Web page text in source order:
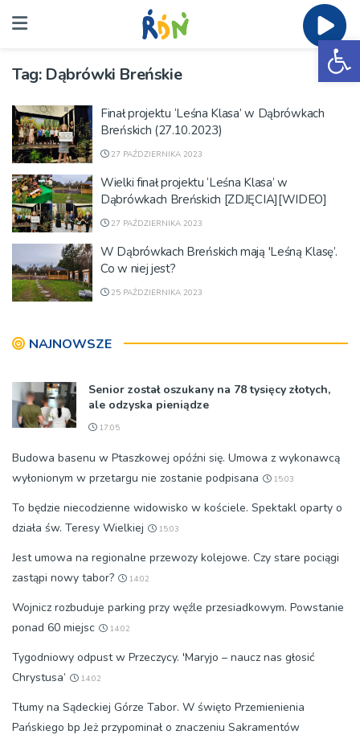
Tag: Dąbrówki Breńskie
Finał projektu ‘Leśna Klasa’ w Dąbrówkach
Breńskich (27.10.2023)
27 PAŹDZIERNIKA 2023
Wielki finał projektu ‘Leśna Klasa’ w
Dąbrówkach Breńskich [ZDJĘCIA][WIDEO]
27 PAŹDZIERNIKA 2023
W Dąbrówkach Breńskich mają 'Leśną Klasę’.
Co w niej jest?
25 PAŹDZIERNIKA 2023
NAJNOWSZE
Senior został oszukany na 78 tysięcy złotych,
ale odzyska pieniądze
17:05
Budowa basenu w Ptaszkowej opóźni się. Umowa z wykonawcą
wyłonionym w przetargu nie zostanie podpisana
15:03
To będzie niecodzienne widowisko w kościele. Spektakl oparty o
działa św. Teresy Wielkiej
15:03
Jest umowa na regionalne przewozy kolejowe. Czy stare pociągi
zastąpi nowy tabor?
14:02
Wojnicz rozbuduje parking przy węźle przesiadkowym. Powstanie
ponad 60 miejsc
14:02
Tygodniowy odpust w Przeczycy. 'Maryjo – naucz nas głosić
Chrystusa’
14:02
Tłumy na Sądeckiej Górze Tabor. W święto Przemienienia
Pańskiego bp Jeż przypominał o znaczeniu Sakramentów